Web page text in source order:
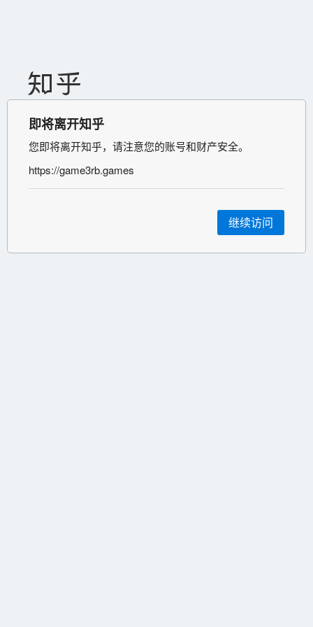
即将离开知乎
您即将离开知乎，请注意您的账号和财产安全。
https://game3rb.games
继续访问